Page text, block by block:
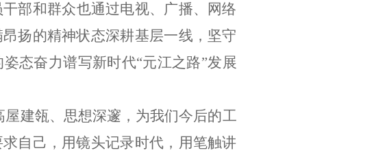
部和群众也通过电视、广播、网络
扬的精神状态深耕基层一线，坚守
态奋力谱写新时代“元江之路”发展
建瓴、思想深邃，为我们今后的工
自己，用镜头记录时代，用笔触讲